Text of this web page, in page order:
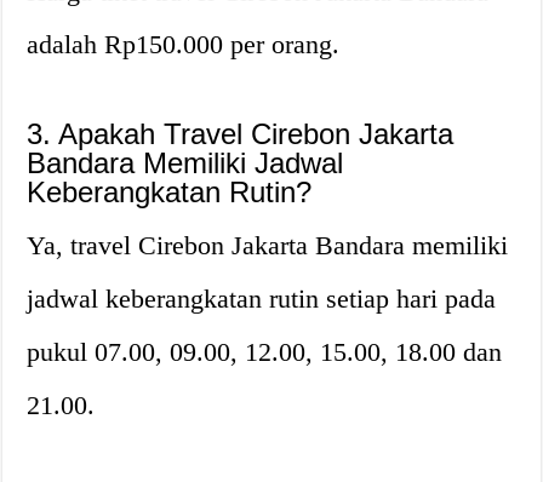
adalah Rp150.000 per orang.
3. Apakah Travel Cirebon Jakarta
Bandara Memiliki Jadwal
Keberangkatan Rutin?
Ya, travel Cirebon Jakarta Bandara memiliki
jadwal keberangkatan rutin setiap hari pada
pukul 07.00, 09.00, 12.00, 15.00, 18.00 dan
21.00.